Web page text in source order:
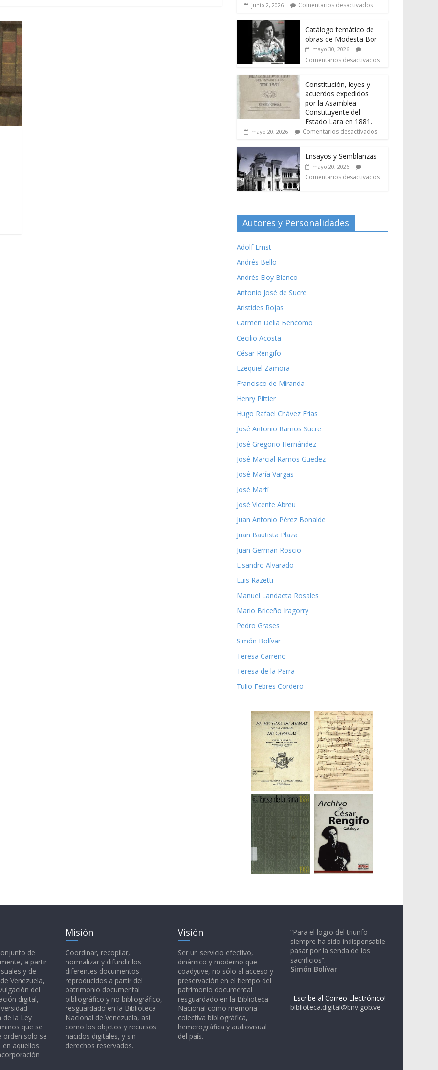
junio 2, 2026 Comentarios desactivados
Catálogo temático de
obras de Modesta Bor
mayo 30, 2026
Comentarios desactivados
Constitución, leyes y
acuerdos expedidos
por la Asamblea
Constituyente del
Estado Lara en 1881.
mayo 20, 2026 Comentarios desactivados
Ensayos y Semblanzas
mayo 20, 2026
Comentarios desactivados
Autores y Personalidades
Adolf Ernst
Andrés Bello
Andrés Eloy Blanco
Antonio José de Sucre
Aristides Rojas
Carmen Delia Bencomo
Cecilio Acosta
César Rengifo
Ezequiel Zamora
Francisco de Miranda
Henry Pittier
Hugo Rafael Chávez Frías
José Antonio Ramos Sucre
José Gregorio Hernández
José Marcial Ramos Guedez
José María Vargas
José Martí
José Vicente Abreu
Juan Antonio Pérez Bonalde
Juan Bautista Plaza
Juan German Roscio
Lisandro Alvarado
Luis Razetti
Manuel Landaeta Rosales
Mario Briceño Iragorry
Pedro Grases
Simón Bolívar
Teresa Carreño
Teresa de la Parra
Tulio Febres Cordero
de
a partir
y de
Venezuela,
del
digital,
de la Ley
que se
orden solo se
aquellos
Misión
Coordinar, recopilar,
normalizar y difundir los
diferentes documentos
reproducidos a partir del
patrimonio documental
bibliográfico y no bibliográfico,
resguardado en la Biblioteca
Nacional de Venezuela, así
como los objetos y recursos
nacidos digitales, y sin
derechos reservados.
Visión
Ser un servicio efectivo,
dinámico y moderno que
coadyuve, no sólo al acceso y
preservación en el tiempo del
patrimonio documental
resguardado en la Biblioteca
Nacional como memoria
colectiva bibliográfica,
hemerográfica y audiovisual
del país.
“Para el logro del triunfo
siempre ha sido indispensable
pasar por la senda de los
sacrificios”.
Simón Bolívar
Escribe al Correo Electrónico!
biblioteca.digital@bnv.gob.ve